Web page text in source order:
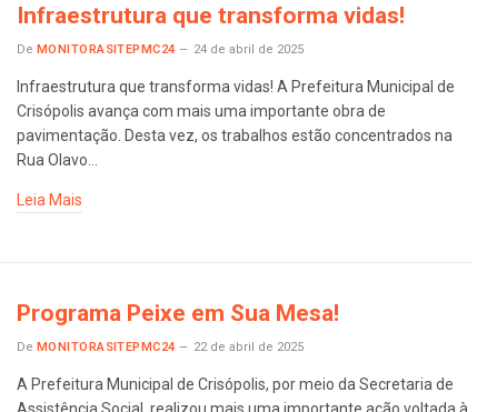
Infraestrutura que transforma vidas!
De MONITORASITEPMC24 24 de abril de 2025
Infraestrutura que transforma vidas! A Prefeitura Municipal de
Crisópolis avança com mais uma importante obra de
pavimentação. Desta vez, os trabalhos estão concentrados na
Rua Olavo…
Leia Mais
Programa Peixe em Sua Mesa!
De MONITORASITEPMC24 22 de abril de 2025
A Prefeitura Municipal de Crisópolis, por meio da Secretaria de